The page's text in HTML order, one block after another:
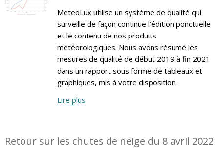
MeteoLux utilise un système de qualité qui
surveille de façon continue l’édition ponctuelle
et le contenu de nos produits
météorologiques. Nous avons résumé les
mesures de qualité de début 2019 à fin 2021
dans un rapport sous forme de tableaux et
graphiques, mis à votre disposition.
Lire plus
Retour sur les chutes de neige du 8 avril 2022